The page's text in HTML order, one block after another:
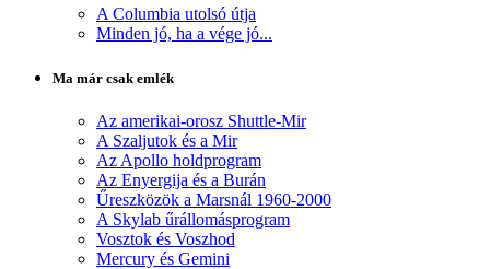
A Columbia utolsó útja
Minden jó, ha a vége jó...
Ma már csak emlék
Az amerikai-orosz Shuttle-Mir
A Szaljutok és a Mir
Az Apollo holdprogram
Az Enyergija és a Burán
Űreszközök a Marsnál 1960-2000
A Skylab űrállomásprogram
Vosztok és Voszhod
Mercury és Gemini